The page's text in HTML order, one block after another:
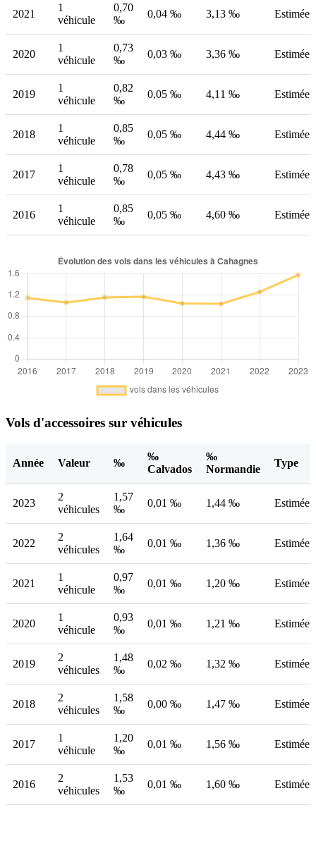
2021
1
véhicule
0,70
‰
0,04 ‰ 3,13 ‰ Estimée
2020
1
véhicule
0,73
‰
0,03 ‰ 3,36 ‰ Estimée
2019
1
véhicule
0,82
‰
0,05 ‰ 4,11 ‰ Estimée
2018
1
véhicule
0,85
‰
0,05 ‰ 4,44 ‰ Estimée
2017
1
véhicule
0,78
‰
0,05 ‰ 4,43 ‰ Estimée
2016
1
véhicule
0,85
‰
0,05 ‰ 4,60 ‰ Estimée
Vols d'accessoires sur véhicules
Année Valeur ‰
‰
Calvados
‰
Normandie
Type
2023
2
véhicules
1,57
‰
0,01 ‰ 1,44 ‰ Estimée
2022
2
véhicules
1,64
‰
0,01 ‰ 1,36 ‰ Estimée
2021
1
véhicule
0,97
‰
0,01 ‰ 1,20 ‰ Estimée
2020
1
véhicule
0,93
‰
0,01 ‰ 1,21 ‰ Estimée
2019
2
véhicules
1,48
‰
0,02 ‰ 1,32 ‰ Estimée
2018
2
véhicules
1,58
‰
0,00 ‰ 1,47 ‰ Estimée
2017
1
véhicule
1,20
‰
0,01 ‰ 1,56 ‰ Estimée
2016
2
véhicules
1,53
‰
0,01 ‰ 1,60 ‰ Estimée